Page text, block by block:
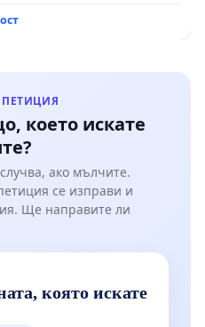
което искате
ако мълчите.
се изправи и
Ще направите ли
която искате